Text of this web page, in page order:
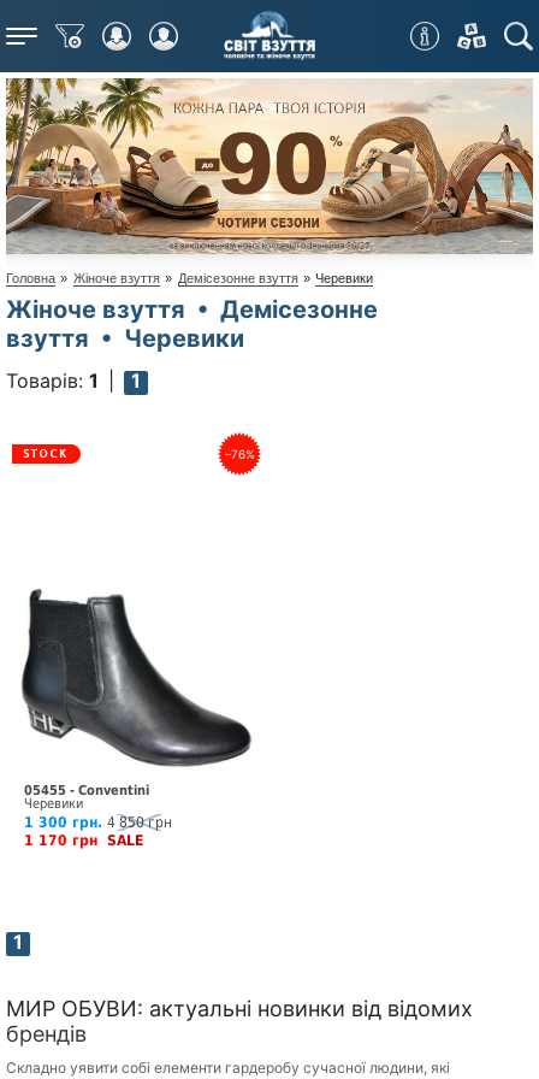
Меню
Головна » Жіноче взуття » Демісезонне взуття » Черевики
Жіноче взуття • Демісезонне
взуття • Черевики
Товарів: 1 1
–76%
05455 - Conventini
Черевики
1 300 грн. 4 850 грн
1 170 грн SALE
1
МИР ОБУВИ: актуальні новинки від відомих
брендів
Складно уявити собі елементи гардеробу сучасної людини, які